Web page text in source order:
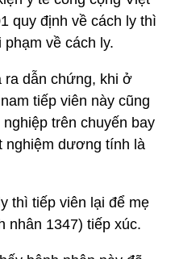
quy định về cách ly thì
về cách ly.
ra dẫn chứng, khi ở
tiếp viên này cũng
trên chuyến bay
nghiệm dương tính là
thì tiếp viên lại để mẹ
nhân 1347) tiếp xúc.